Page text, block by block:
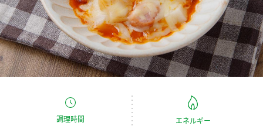
みりん風・料理酒 鍋用調味料
つゆ たれ
スープ 中華
ブランド・スペシャルサイト トップ
商品ブランドサイト
Fibee（ファイビー）
くらしプラ酢
お酢ドリンク
企業情報
国内事業概要
企業理念
ミツカンを知る
調理時間 エネルギー